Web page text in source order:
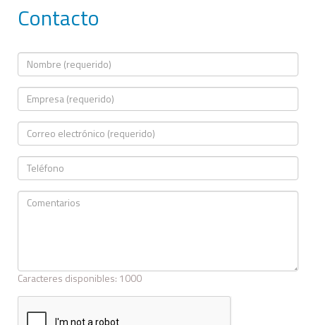
Contacto
Caracteres disponibles: 1000